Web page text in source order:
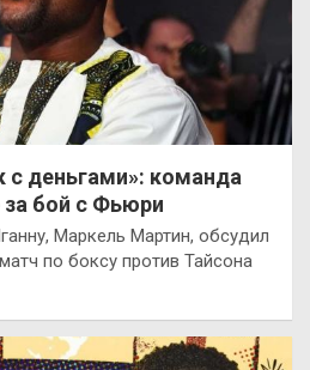
деньгами»: команда
за бой с Фьюри
Маркель Мартин, обсудил
по боксу против Тайсона